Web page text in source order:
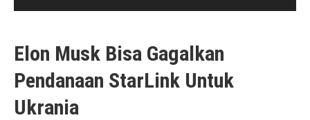
Elon Musk Bisa Gagalkan
Pendanaan StarLink Untuk
Ukrania